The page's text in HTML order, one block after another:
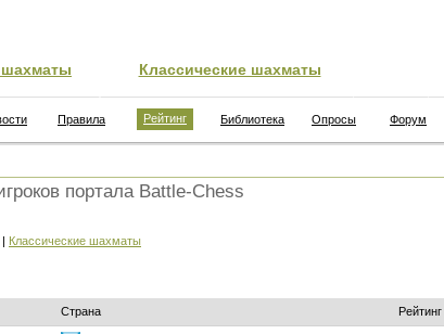
Классические шахматы
Правила Рейтинг Библиотека Опросы Форум
портала Battle-Chess
| Классические шахматы
Страна Рейтинг